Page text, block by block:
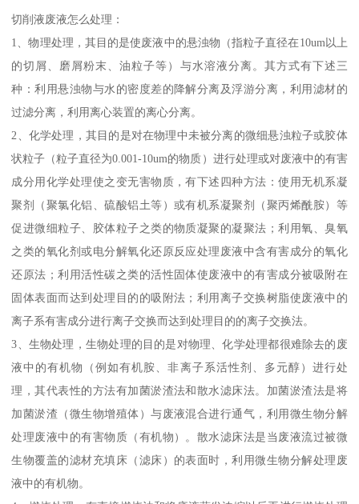
切削液废液怎么处理：
1、物理处理，其目的是使废液中的悬浊物（指粒子直径在10um以上
的切屑、磨屑粉末、油粒子等）与水溶液分离。其方式有下述三
种：利用悬浊物与水的密度差的降解分离及浮游分离，利用滤材的
过滤分离，利用离心装置的离心分离。
2、化学处理，其目的是对在物理中未被分离的微细悬浊粒子或胶体
状粒子（粒子直径为0.001-10um的物质）进行处理或对废液中的有害
成分用化学处理使之变无害物质，有下述四种方法：使用无机系凝
聚剂（聚氯化铝、硫酸铝土等）或有机系凝聚剂（聚丙烯酰胺）等
促进微细粒子、胶体粒子之类的物质凝聚的凝聚法；利用氧、臭氧
之类的氧化剂或电分解氧化还原反应处理废液中含有害成分的氧化
还原法；利用活性碳之类的活性固体使废液中的有害成分被吸附在
固体表面而达到处理目的的吸附法；利用离子交换树脂使废液中的
离子系有害成分进行离子交换而达到处理目的的离子交换法。
3、生物处理，生物处理的目的是对物理、化学处理都很难除去的废
液中的有机物（例如有机胺、非离子系活性剂、多元醇）进行处
理，其代表性的方法有加菌淤渣法和散水滤床法。加菌淤渣法是将
加菌淤渣（微生物增殖体）与废液混合进行通气，利用微生物分解
处理废液中的有害物质（有机物）。散水滤床法是当废液流过被微
生物覆盖的滤材充填床（滤床）的表面时，利用微生物分解处理废
液中的有机物。